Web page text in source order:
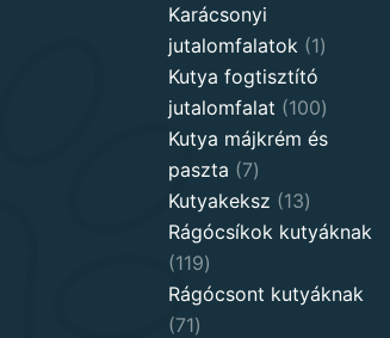
Karácsonyi
jutalomfalatok
11
Kutya fogtisztító
jutalomfalat
100100
products
Kutya májkrém és
paszta
77
products
Kutyakeksz 1313
products
Rágócsíkok kutyáknak
119119
products
Rágócsont kutyáknak
7171